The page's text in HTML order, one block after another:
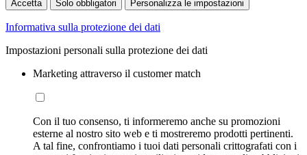
Accetta Solo obbligatori Personalizza le impostazioni
Informativa sulla protezione dei dati
Impostazioni personali sulla protezione dei dati
Marketing attraverso il customer match
Con il tuo consenso, ti informeremo anche su promozioni
esterne al nostro sito web e ti mostreremo prodotti pertinenti.
A tal fine, confrontiamo i tuoi dati personali crittografati con i